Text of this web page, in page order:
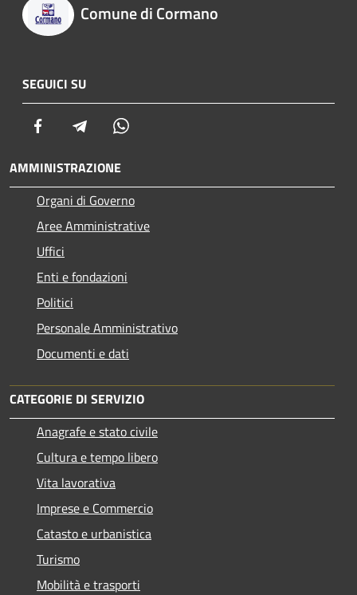
Comune di Cormano
SEGUICI SU
Facebook Telegram
AMMINISTRAZIONE
Organi di Governo
Aree Amministrative
Uffici
Enti e fondazioni
Politici
Personale Amministrativo
Documenti e dati
CATEGORIE DI SERVIZIO
Anagrafe e stato civile
Cultura e tempo libero
Vita lavorativa
Imprese e Commercio
Catasto e urbanistica
Turismo
Mobilità e trasporti